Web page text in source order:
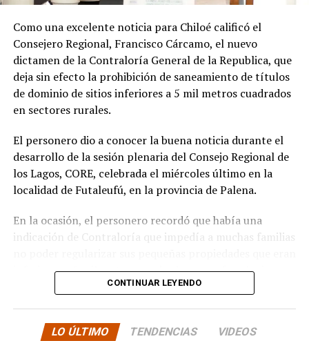
Soto Díaz también destacó su continuo apoyo a la
comunidad:«En paralelo, he estado acompañando a
la comunidad en lo que fue su presentación al
concejo municipal, donde ya evaluamos aportar a
este sueño con la futura compra de un terreno que
permita el crecimiento de la escuela y así poder
albergar la enseñanza media que todos anhelamos.»
«Es un orgullo aportar al sueño educativo de esta
comunidad. Desde su equipo profesional han hecho
invaluables aportes a nuestra identidad. Son un
grupo fantástico, con grandes liderazgos que hoy son
nuestro país,»concluyó.
expansión de la educación en la península de Rilán,
atendiendo a las necesidades y aspiraciones de la
Como una excelente noticia para Chiloé calificó el
Consejero Regional, Francisco Cárcamo, el nuevo
dictamen de la Contraloría General de la Republica, que
deja sin efecto la prohibición de saneamiento de títulos
de dominio de sitios inferiores a 5 mil metros cuadrados
en sectores rurales.
El personero dio a conocer la buena noticia durante el
desarrollo de la sesión plenaria del Consejo Regional de
los Lagos, CORE, celebrada el miércoles último en la
localidad de Futaleufú, en la provincia de Palena.
En la ocasión, el personero recordó que había una
indicación de Contraloría que impedía a muchas familias
inferiores a 5 mil metros cuadrados, pero fue el mismo
organismo contralor que dispuso de otro dictamen la
anterior.
CONTINUAR LEYENDO
LO ÚLTIMO TENDENCIAS VIDEOS